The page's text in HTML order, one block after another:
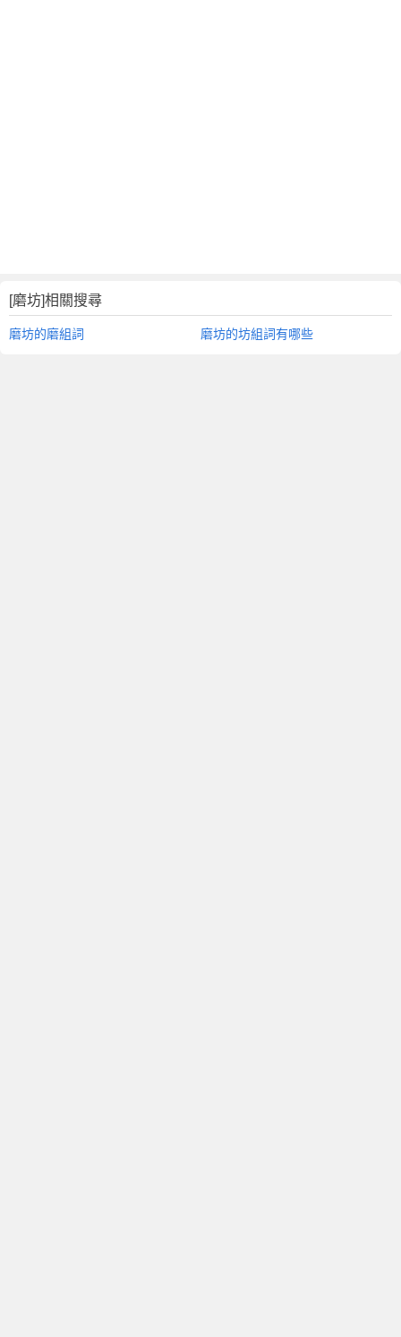
[磨坊]相關搜尋
磨坊的磨組詞 磨坊的坊組詞有哪些